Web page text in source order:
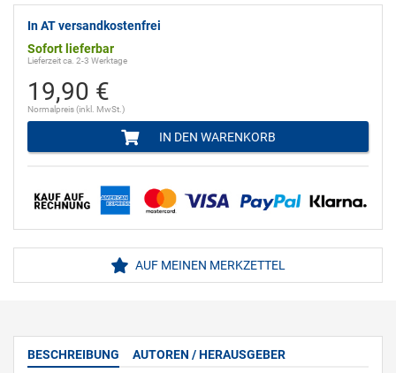
In AT versandkostenfrei
Sofort lieferbar
Lieferzeit ca. 2-3 Werktage
19,90 €
Normalpreis (inkl. MwSt.)
IN DEN WARENKORB
AUF MEINEN MERKZETTEL
BESCHREIBUNG AUTOREN / HERAUSGEBER